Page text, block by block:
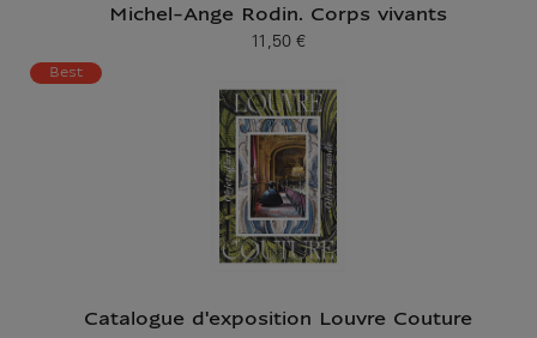
Michel-Ange Rodin. Corps vivants
Prix ​​actuel
11,50 €
Best
Catalogue d'exposition Louvre Couture